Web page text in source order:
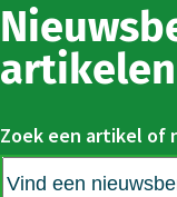
artikelen
Zoek een artikel of